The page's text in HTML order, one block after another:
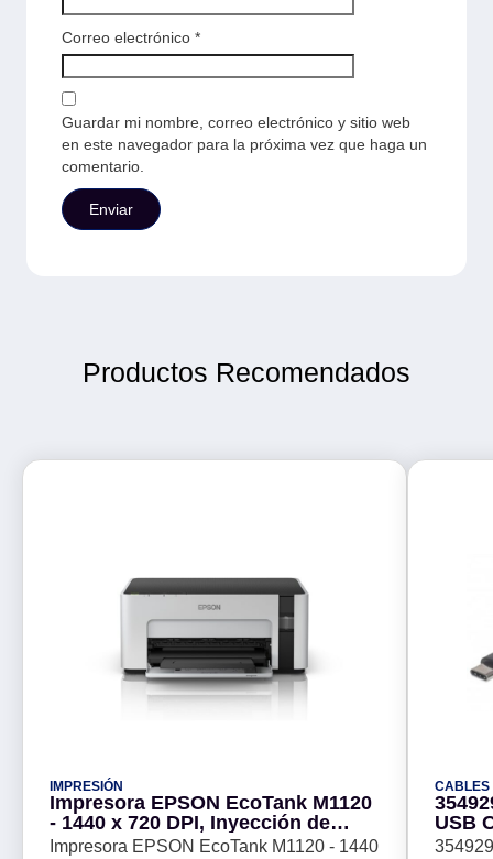
Correo electrónico *
Guardar mi nombre, correo electrónico y sitio web
en este navegador para la próxima vez que haga un
comentario.
Productos Recomendados
IMPRESIÓN
Impresora EPSON EcoTank M1120
- 1440 x 720 DPI, Inyección de
tinta, 32 ppm
Impresora EPSON EcoTank M1120 - 1440
CABLES
USB
A